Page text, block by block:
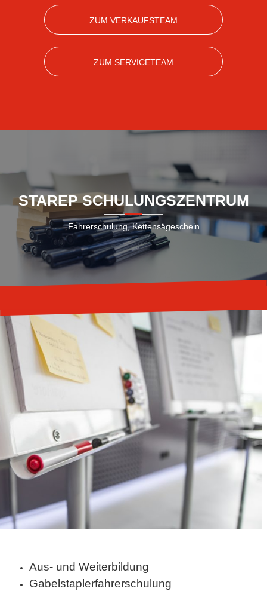
ZUM VERKAUFSTEAM
ZUM SERVICETEAM
STAREP SCHULUNGSZENTRUM
Fahrerschulung, Kettensägeschein
Aus- und Weiterbildung
Gabelstaplerfahrerschulung